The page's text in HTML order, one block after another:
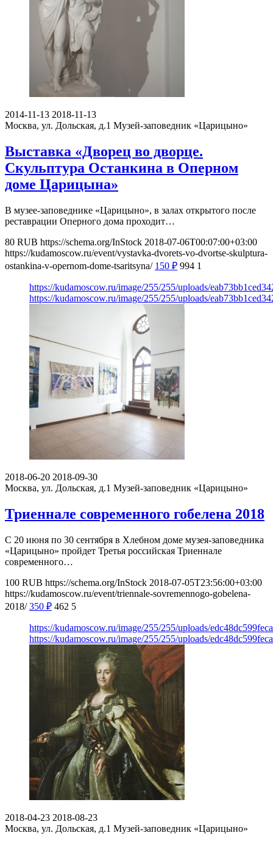
2014-11-13 2018-11-13
Москва, ул. Дольская, д.1 Музей-заповедник «Царицыно»
Выставка «Дворец во дворце.
Скульптура Останкина в Оперном
доме Царицына»
В музее-заповеднике «Царицыно», в залах открытого после
реставрации Оперного дома проходит…
80 RUB https://schema.org/InStock 2018-07-06T00:07:00+03:00
https://kudamoscow.ru/event/vystavka-dvorets-vo-dvortse-skulptura-
ostankina-v-opernom-dome-tsaritsyna/ 150 ₽ 994 1
https://kudamoscow.ru/image/255/255/uploads/
https://kudamoscow.ru/image/255/255/uploads/
2018-06-20 2018-09-30
Москва, ул. Дольская, д.1 Музей-заповедник «Царицыно»
Триеннале современного гобелена 2018
С 20 июня по 30 сентября в Хлебном доме музея-заповедника
«Царицыно» пройдет Третья российская Триеннале
современного…
100 RUB https://schema.org/InStock 2018-07-05T23:56:00+03:00
https://kudamoscow.ru/event/triennale-sovremennogo-gobelena-
2018/ 350 ₽ 462 5
https://kudamoscow.ru/image/255/255/uploads/
https://kudamoscow.ru/image/255/255/uploads/
2018-04-23 2018-08-23
Москва, ул. Дольская, д.1 Музей-заповедник «Царицыно»